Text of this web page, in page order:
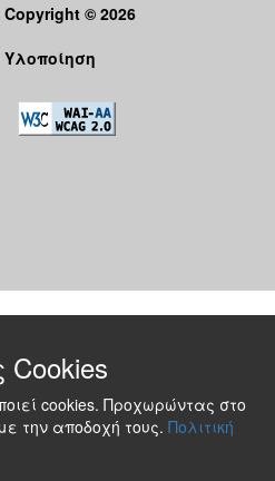
Copyright © 2026
Υλοποίηση
Cookies
cookies. Προχωρώντας στο
την αποδοχή τους. Πολιτική